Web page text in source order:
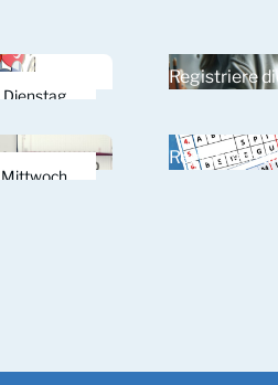
Dienstag
10.
März 2026
Registriere
Mittwoch
Registriere